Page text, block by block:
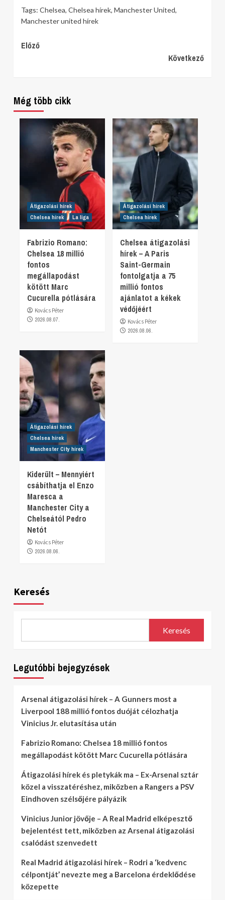
Tags: Chelsea, Chelsea hírek, Manchester United,
Manchester united hírek
Continue
Előző
Következő
Még több cikk
Átigazolási hírek
Chelsea hírek
La liga
Fabrizio Romano:
Chelsea 18 millió
fontos
megállapodást
kötött Marc
Cucurella pótlására
Kovács Péter
2026.08.07.
Átigazolási hírek
Chelsea hírek
Chelsea átigazolási
hírek – A Paris
Saint-Germain
fontolgatja a 75
millió fontos
ajánlatot a kékek
védőjéért
Kovács Péter
2026.08.06.
Átigazolási hírek
Chelsea hírek
Manchester City hírek
Kiderült – Mennyiért
csábíthatja el Enzo
Maresca a
Manchester City a
Chelseától Pedro
Netót
Kovács Péter
2026.08.06.
Keresés
Keresés
Legutóbbi bejegyzések
Arsenal átigazolási hírek – A Gunners most a
Liverpool 188 millió fontos duóját célozhatja
Vinicius Jr. elutasítása után
Fabrizio Romano: Chelsea 18 millió fontos
megállapodást kötött Marc Cucurella pótlására
Átigazolási hírek és pletykák ma – Ex-Arsenal sztár
közel a visszatéréshez, miközben a Rangers a PSV
Eindhoven szélsőjére pályázik
Vinicius Junior jövője – A Real Madrid elképesztő
bejelentést tett, miközben az Arsenal átigazolási
csalódást szenvedett
Real Madrid átigazolási hírek – Rodri a ‘kedvenc
célpontját’ nevezte meg a Barcelona érdeklődése
közepette